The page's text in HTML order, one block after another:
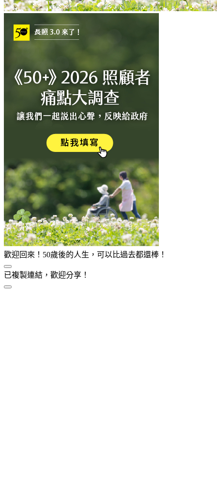
歡迎回來！50歲後的人生，可以比過去都還棒！
已複製連結，歡迎分享！